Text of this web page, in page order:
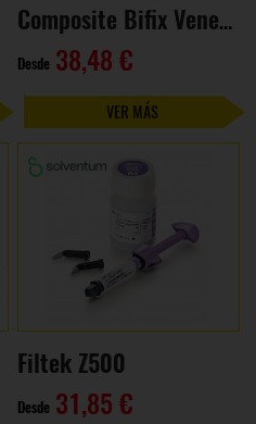
Composite Bifix Veneer LC jeringa (2g)
Desde 38,48 €
VER MÁS
Filtek Z500
Desde 31,85 €